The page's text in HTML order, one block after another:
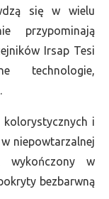
się w wielu
przypominają
Irsap Tesi
technologie,
i
niepowtarzalnej
wykończony w
bezbarwną